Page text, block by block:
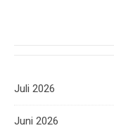
Juli 2026
Juni 2026